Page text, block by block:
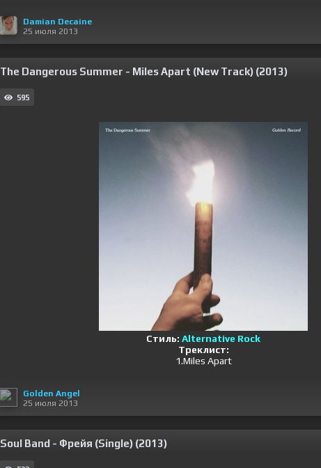
Damian Decaine
25 июля 2013
The Dangerous Summer - Miles Apart (New Track) (2013)
595
Стиль: Alternative Rock
Треклист:
1.Miles Apart
Golden Angel
25 июля 2013
Soul Band - Фрейя (Single) (2013)